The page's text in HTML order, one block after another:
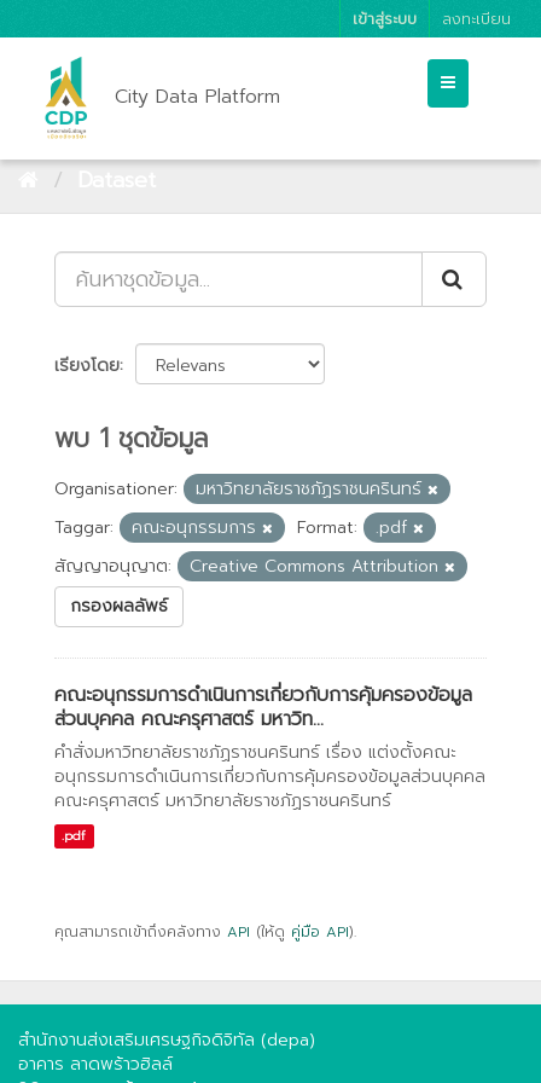
เข้าสู่ระบบ ลงทะเบียน
City Data Platform
เรียงโดย
พบ 1 ชุดข้อมูล
Organisationer:
มหาวิทยาลัยราชภัฏราชนครินทร์
Taggar:
คณะอนุกรรมการ Format:
.pdf
สัญญาอนุญาต:
Creative Commons Attribution
กรองผลลัพธ์
คณะอนุกรรมการดำเนินการเกี่ยวกับการคุ้มครองข้อมูล
ส่วนบุคคล คณะครุศาสตร์ มหาวิท...
คำสั่งมหาวิทยาลัยราชภัฏราชนครินทร์ เรื่อง แต่งตั้งคณะ
อนุกรรมการดำเนินการเกี่ยวกับการคุ้มครองข้อมูลส่วนบุคคล
คณะครุศาสตร์ มหาวิทยาลัยราชภัฏราชนครินทร์
.pdf
คุณสามารถเข้าถึงคลังทาง API (ให้ดู คู่มือ API).
สำนักงานส่งเสริมเศรษฐกิจดิจิทัล (depa)
อาคาร ลาดพร้าวฮิลล์